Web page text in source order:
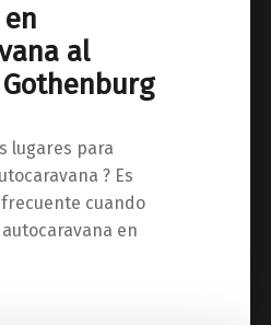
al
lugares para
? Es
cuando
en